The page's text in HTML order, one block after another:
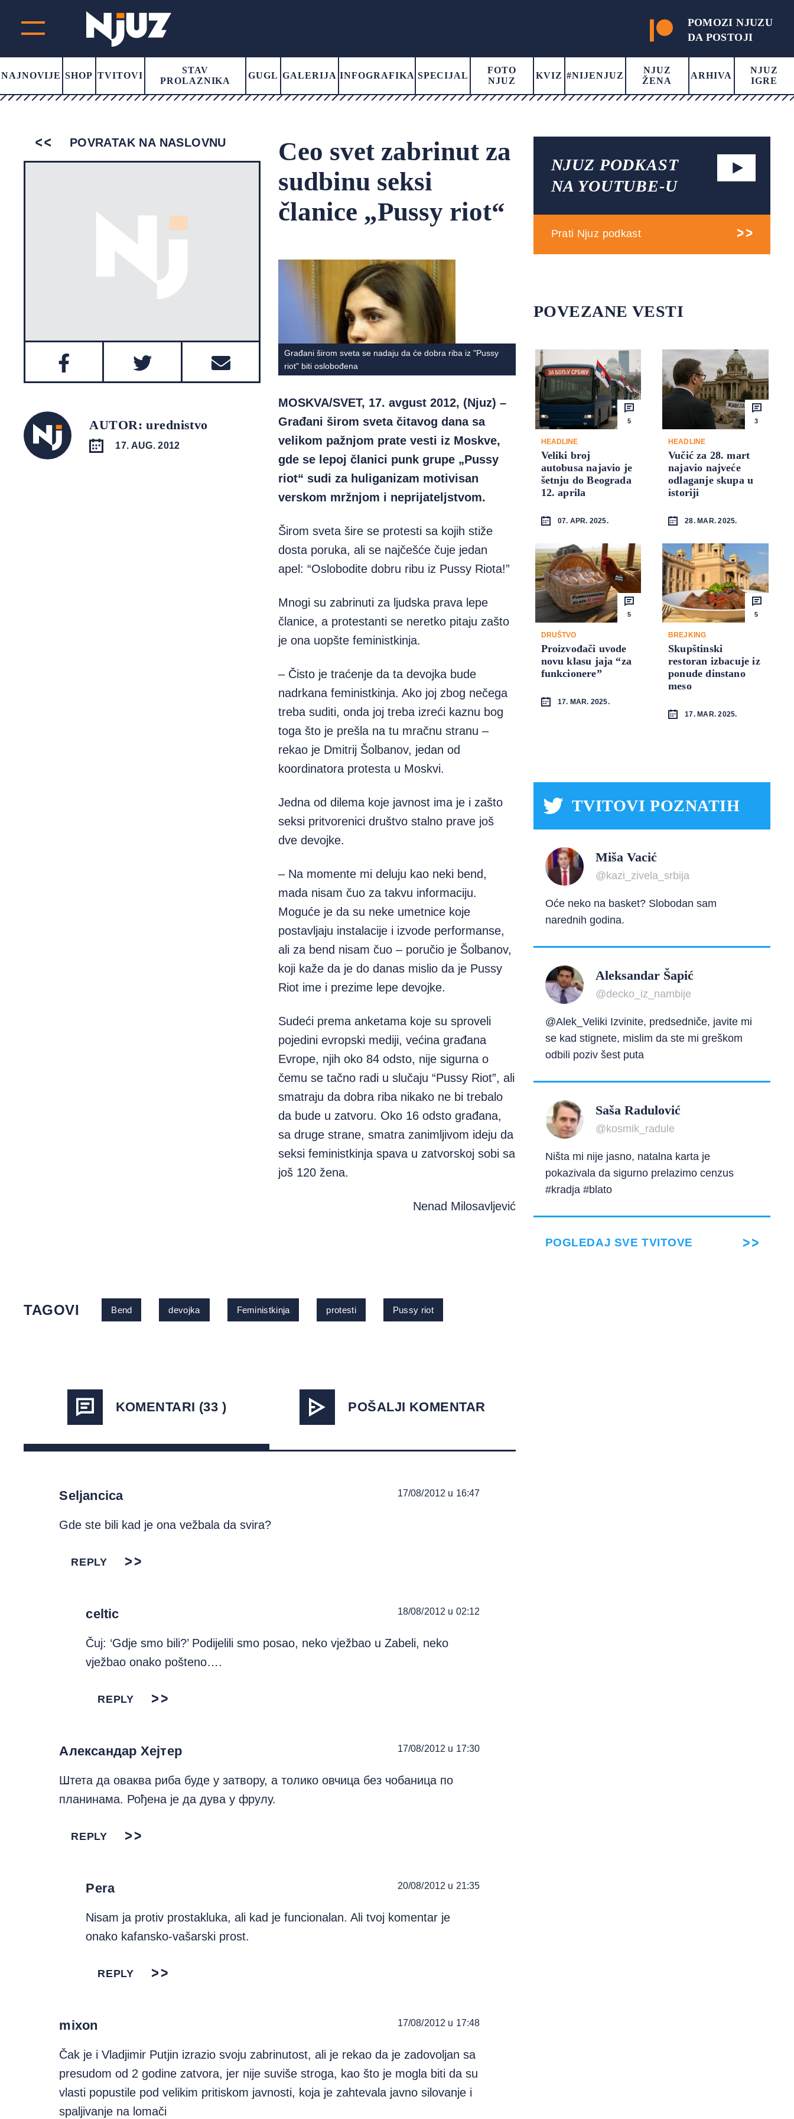
POMOZI NJUZU
DA POSTOJI
NAJNOVIJE SHOP TVITOVI
STAV
PROLAZNIKA
GUGL GALERIJA INFOGRAFIKA SPECIJAL
FOTO
NJUZ
KVIZ #NIJENJUZ
NJUZ
ŽENA
ARHIVA
NJUZ
IGRE
POVRATAK NA NASLOVNU
AUTOR: urednistvo
17. AUG. 2012
Ceo svet zabrinut za
sudbinu seksi
članice „Pussy riot“
Građani širom sveta se nadaju da će dobra riba iz "Pussy
riot" biti oslobođena
MOSKVA/SVET, 17. avgust 2012, (Njuz) –
Građani širom sveta čitavog dana sa
velikom pažnjom prate vesti iz Moskve,
gde se lepoj članici punk grupe „Pussy
riot“ sudi za huliganizam motivisan
verskom mržnjom i neprijateljstvom.
Širom sveta šire se protesti sa kojih stiže
dosta poruka, ali se najčešće čuje jedan
apel: “Oslobodite dobru ribu iz Pussy Riota!”
Mnogi su zabrinuti za ljudska prava lepe
članice, a protestanti se neretko pitaju zašto
je ona uopšte feministkinja.
– Čisto je traćenje da ta devojka bude
nadrkana feministkinja. Ako joj zbog nečega
treba suditi, onda joj treba izreći kaznu bog
toga što je prešla na tu mračnu stranu –
rekao je Dmitrij Šolbanov, jedan od
koordinatora protesta u Moskvi.
Jedna od dilema koje javnost ima je i zašto
seksi pritvorenici društvo stalno prave još
dve devojke.
– Na momente mi deluju kao neki bend,
mada nisam čuo za takvu informaciju.
Moguće je da su neke umetnice koje
postavljaju instalacije i izvode performanse,
ali za bend nisam čuo – poručio je Šolbanov,
koji kaže da je do danas mislio da je Pussy
Riot ime i prezime lepe devojke.
Sudeći prema anketama koje su sproveli
pojedini evropski mediji, većina građana
Evrope, njih oko 84 odsto, nije sigurna o
čemu se tačno radi u slučaju “Pussy Riot”, ali
smatraju da dobra riba nikako ne bi trebalo
da bude u zatvoru. Oko 16 odsto građana,
sa druge strane, smatra zanimljivom ideju da
seksi feministkinja spava u zatvorskoj sobi sa
još 120 žena.
Nenad Milosavljević
TAGOVI Bend devojka Feministkinja protesti Pussy riot
KOMENTARI (33 ) POŠALJI KOMENTAR
Seljancica 17/08/2012 u 16:47
Gde ste bili kad je ona vežbala da svira?
REPLY
celtic 18/08/2012 u 02:12
Čuj: ‘Gdje smo bili?’ Podijelili smo posao, neko vježbao u Zabeli, neko
vježbao onako pošteno….
REPLY
Александар Хејтер 17/08/2012 u 17:30
Штета да оваква риба буде у затвору, а толико овчица без чобаница по
планинама. Рођена је да дува у фрулу.
REPLY
Pera 20/08/2012 u 21:35
Nisam ja protiv prostakluka, ali kad je funcionalan. Ali tvoj komentar je
onako kafansko-vašarski prost.
REPLY
mixon 17/08/2012 u 17:48
Čak je i Vladjimir Putjin izrazio svoju zabrinutost, ali je rekao da je zadovoljan sa
presudom od 2 godine zatvora, jer nije suviše stroga, kao što je mogla biti da su
vlasti popustile pod velikim pritiskom javnosti, koja je zahtevala javno silovanje i
spaljivanje na lomači
NJUZ PODKAST
NA YOUTUBE-U
Prati Njuz podkast
POVEZANE VESTI
5
HEADLINE
Veliki broj
autobusa najavio je
šetnju do Beograda
12. aprila
07. APR. 2025.
3
HEADLINE
Vučić za 28. mart
najavio najveće
odlaganje skupa u
istoriji
28. MAR. 2025.
5
DRUŠTVO
Proizvođači uvode
novu klasu jaja “za
funkcionere”
17. MAR. 2025.
5
BREJKING
Skupštinski
restoran izbacuje iz
ponude dinstano
meso
17. MAR. 2025.
TVITOVI POZNATIH
Miša Vacić
@kazi_zivela_srbija
Oće neko na basket? Slobodan sam
narednih godina.
Aleksandar Šapić
@decko_iz_nambije
@Alek_Veliki Izvinite, predsedniče, javite mi
se kad stignete, mislim da ste mi greškom
odbili poziv šest puta
Saša Radulović
@kosmik_radule
Ništa mi nije jasno, natalna karta je
pokazivala da sigurno prelazimo cenzus
#kradja #blato
POGLEDAJ SVE TVITOVE